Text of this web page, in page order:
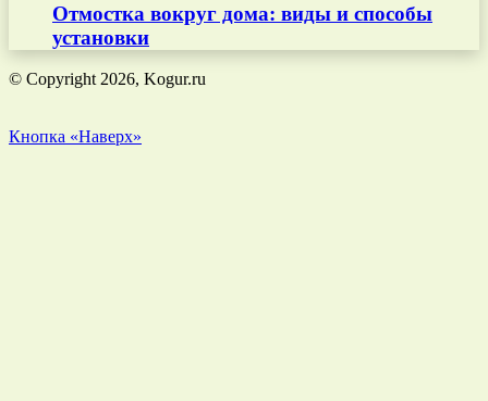
Отмостка вокруг дома: виды и способы
установки
© Copyright 2026, Kogur.ru
Кнопка «Наверх»